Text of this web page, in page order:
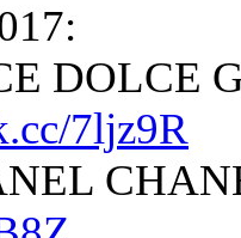
DOLCE
7ljz9R